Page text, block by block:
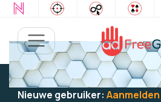
Bestaande gebruiker: Log in
Nieuwe gebruiker: Aanmelden